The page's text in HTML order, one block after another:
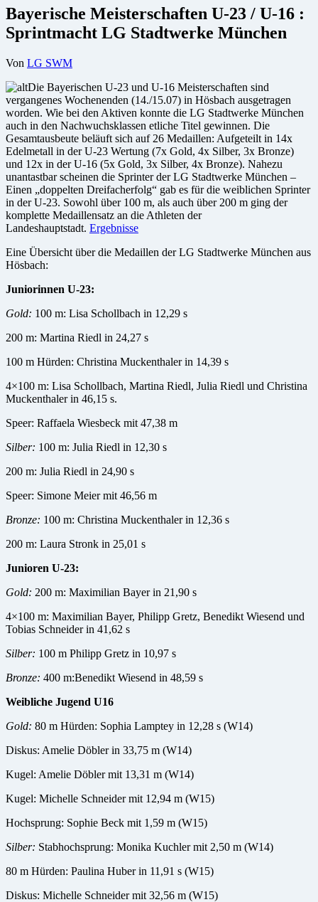
Bayerische Meisterschaften U-23 / U-16 :
Sprintmacht LG Stadtwerke München
Von LG SWM
Die Bayerischen U-23 und U-16 Meisterschaften sind
vergangenes Wochenenden (14./15.07) in Hösbach ausgetragen
worden. Wie bei den Aktiven konnte die LG Stadtwerke München
auch in den Nachwuchsklassen etliche Titel gewinnen. Die
Gesamtausbeute beläuft sich auf 26 Medaillen: Aufgeteilt in 14x
Edelmetall in der U-23 Wertung (7x Gold, 4x Silber, 3x Bronze)
und 12x in der U-16 (5x Gold, 3x Silber, 4x Bronze). Nahezu
unantastbar scheinen die Sprinter der LG Stadtwerke München –
Einen „doppelten Dreifacherfolg“ gab es für die weiblichen Sprinter
in der U-23. Sowohl über 100 m, als auch über 200 m ging der
komplette Medaillensatz an die Athleten der
Landeshauptstadt. Ergebnisse
Eine Übersicht über die Medaillen der LG Stadtwerke München aus
Hösbach:
Juniorinnen U-23:
Gold: 100 m: Lisa Schollbach in 12,29 s
200 m: Martina Riedl in 24,27 s
100 m Hürden: Christina Muckenthaler in 14,39 s
4×100 m: Lisa Schollbach, Martina Riedl, Julia Riedl und Christina
Muckenthaler in 46,15 s.
Speer: Raffaela Wiesbeck mit 47,38 m
Silber: 100 m: Julia Riedl in 12,30 s
200 m: Julia Riedl in 24,90 s
Speer: Simone Meier mit 46,56 m
Bronze: 100 m: Christina Muckenthaler in 12,36 s
200 m: Laura Stronk in 25,01 s
Junioren U-23:
Gold: 200 m: Maximilian Bayer in 21,90 s
4×100 m: Maximilian Bayer, Philipp Gretz, Benedikt Wiesend und
Tobias Schneider in 41,62 s
Silber: 100 m Philipp Gretz in 10,97 s
Bronze: 400 m:Benedikt Wiesend in 48,59 s
Weibliche Jugend U16
Gold: 80 m Hürden: Sophia Lamptey in 12,28 s (W14)
Diskus: Amelie Döbler in 33,75 m (W14)
Kugel: Amelie Döbler mit 13,31 m (W14)
Kugel: Michelle Schneider mit 12,94 m (W15)
Hochsprung: Sophie Beck mit 1,59 m (W15)
Silber: Stabhochsprung: Monika Kuchler mit 2,50 m (W14)
80 m Hürden: Paulina Huber in 11,91 s (W15)
Diskus: Michelle Schneider mit 32,56 m (W15)